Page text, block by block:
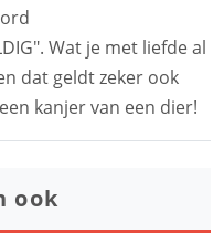
Wat je met liefde al
dat geldt zeker ook
kanjer van een dier!
ook